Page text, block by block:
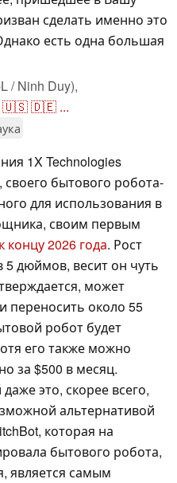
сделать именно это
есть одна большая
/ Ninh Duy),
🇺🇸🇩🇪 ...
1X Technologies
своего бытового робота-
для использования в
своим первым
к концу 2026 года. Рост
5 дюймов, весит он чуть
может
переносить около 55
робот будет
его также можно
за $500 в месяц.
это, скорее всего,
альтернативой
которая на
бытового робота,
является самым